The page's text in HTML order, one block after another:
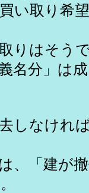
取り希望
はそうで
名分」は成
しなけれ
「建が撤